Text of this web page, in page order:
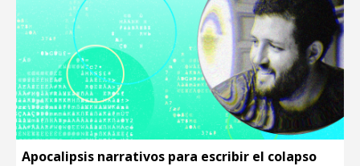
Apocalipsis narrativos para escribir el colapso